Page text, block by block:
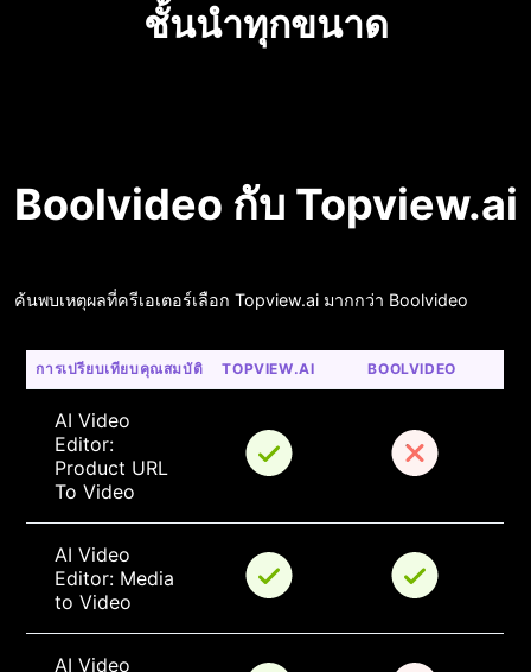
ชั้นนำทุกขนาด
Boolvideo กับ Topview.ai
ค้นพบเหตุผลที่ครีเอเตอร์เลือก Topview.ai มากกว่า Boolvideo
การเปรียบเทียบคุณสมบัติ TOPVIEW.AI BOOLVIDEO
AI Video
Editor:
Product URL
To Video
AI Video
Editor: Media
to Video
AI Video